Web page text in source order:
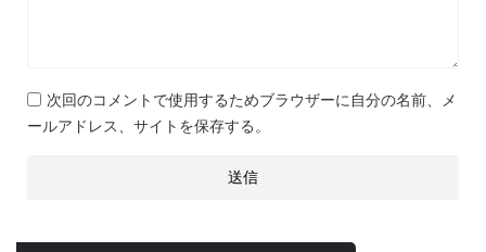
次回のコメントで使用するためブラウザーに自分の名前、メ
ールアドレス、サイトを保存する。